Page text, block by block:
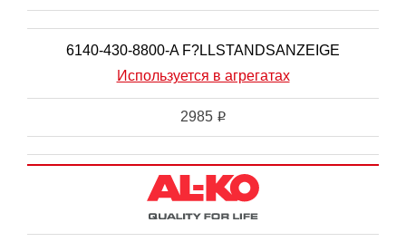
6140-430-8800-A F?LLSTANDSANZEIGE
Используется в агрегатах
2985 i